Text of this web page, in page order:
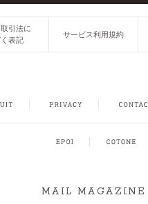
引法に
表記
サービス利用規約
SITEMAP FACEBOOKINSTAGRAM
MAIL MAGAZINE